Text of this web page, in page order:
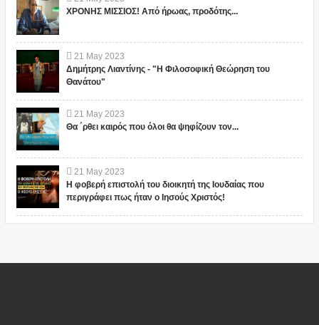
ΧΡΟΝΗΣ ΜΙΣΣΙΟΣ! Από ήρωας, προδότης...
21 May 2023
Δημήτρης Λιαντίνης - "Η Φιλοσοφική Θεώρηση του
Θανάτου"
21 May 2023
Θα ΄ρθει καιρός που όλοι θα ψηφίζουν τον...
21 May 2023
Η φοβερή επιστολή του διοικητή της Ιουδαίας που
περιγράφει πως ήταν ο Ιησούς Χριστός!